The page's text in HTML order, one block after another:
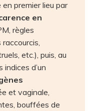
premier lieu par
en
règles
etc.), puis, au
indices d’un
et vaginale,
bouffées de